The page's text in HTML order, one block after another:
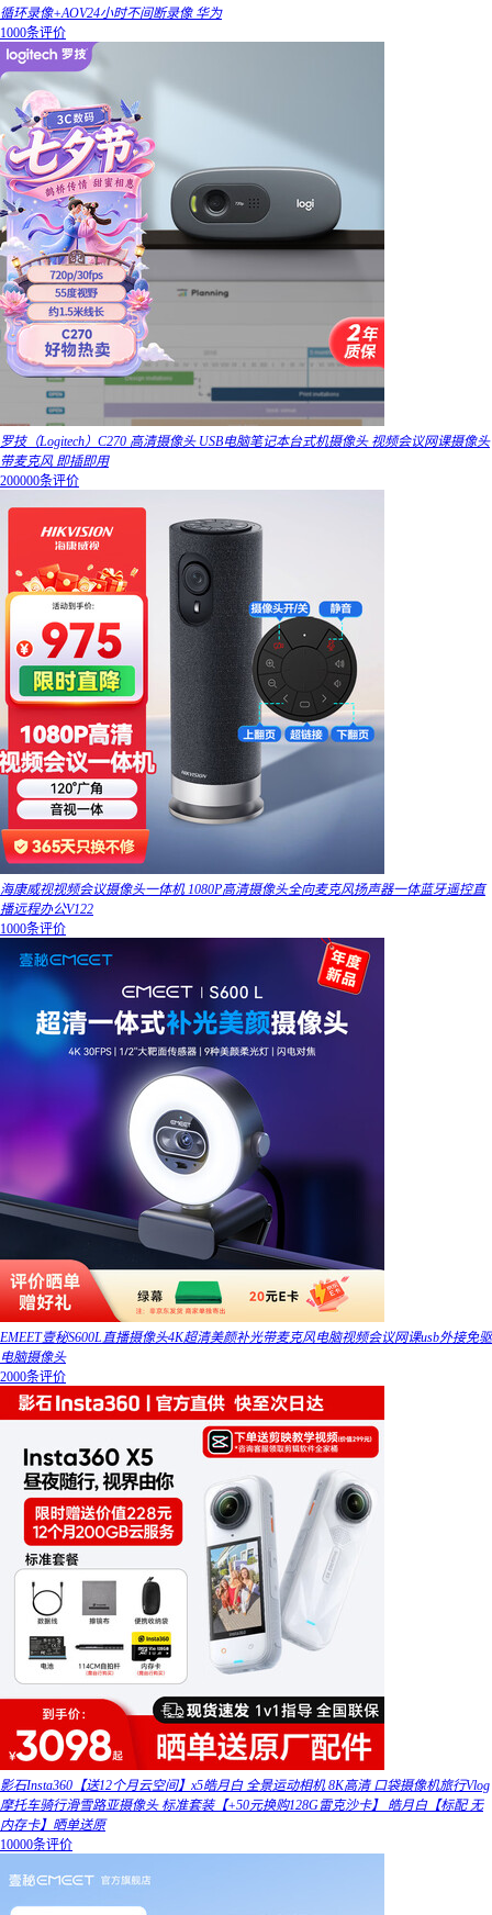
循环录像+AOV24小时不间断录像 华为
1000条评价
罗技（Logitech）C270 高清摄像头 USB电脑笔记本台式机摄像头 视频会议网课摄像头
带麦克风 即插即用
200000条评价
海康威视视频会议摄像头一体机 1080P高清摄像头全向麦克风扬声器一体蓝牙遥控直
播远程办公V122
1000条评价
EMEET壹秘S600L直播摄像头4K超清美颜补光带麦克风电脑视频会议网课usb外接免驱
电脑摄像头
2000条评价
影石Insta360【送12个月云空间】x5皓月白 全景运动相机 8K高清 口袋摄像机旅行Vlog
摩托车骑行滑雪路亚摄像头 标准套装【+50元换购128G雷克沙卡】 皓月白【标配 无
内存卡】晒单送原
10000条评价